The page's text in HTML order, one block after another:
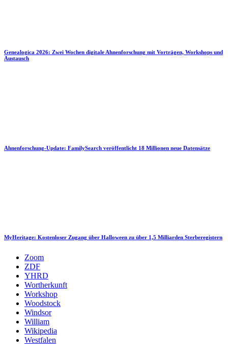
Genealogica 2026: Zwei Wochen digitale Ahnenforschung mit Vorträgen, Workshops und
Austausch
Ahnenforschung-Update: FamilySearch veröffentlicht 18 Millionen neue Datensätze
MyHeritage: Kostenloser Zugang über Halloween zu über 1,5 Milliarden Sterberegistern
Zoom
ZDF
YHRD
Wortherkunft
Workshop
Woodstock
Windsor
William
Wikipedia
Westfalen